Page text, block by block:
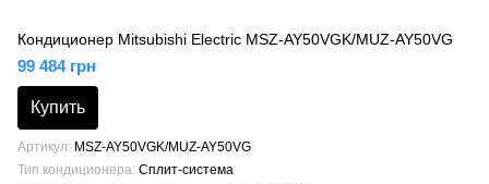
Кондиционер Mitsubishi Electric MSZ-AY50VGK/MUZ-AY50VG
99 484 грн
Купить
Артикул
MSZ-AY50VGK/MUZ-AY50VG
Тип кондиционера Сплит-система